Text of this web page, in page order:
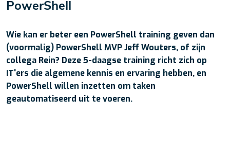
PowerShell
Wie kan er beter een PowerShell training geven dan
(voormalig) PowerShell MVP Jeff Wouters, of zijn
collega Rein? Deze 5-daagse training richt zich op
IT'ers die algemene kennis en ervaring hebben, en
PowerShell willen inzetten om taken
geautomatiseerd uit te voeren.